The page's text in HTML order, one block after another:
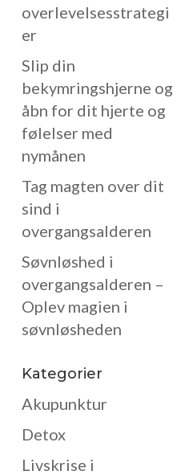
overlevelsesstrategi
er
Slip din
bekymringshjerne og
åbn for dit hjerte og
følelser med
nymånen
Tag magten over dit
sind i
overgangsalderen
Søvnløshed i
overgangsalderen –
Oplev magien i
søvnløsheden
Kategorier
Akupunktur
Detox
Livskrise i